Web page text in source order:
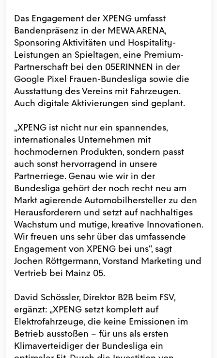
Das Engagement der XPENG umfasst
Bandenpräsenz in der MEWA ARENA,
Sponsoring Aktivitäten und Hospitality-
Leistungen an Spieltagen, eine Premium-
Partnerschaft bei den 05ERINNEN in der
Google Pixel Frauen-Bundesliga sowie die
Ausstattung des Vereins mit Fahrzeugen.
Auch digitale Aktivierungen sind geplant.
„XPENG ist nicht nur ein spannendes,
internationales Unternehmen mit
hochmodernen Produkten, sondern passt
auch sonst hervorragend in unsere
Partnerriege. Genau wie wir in der
Bundesliga gehört der noch recht neu am
Markt agierende Automobilhersteller zu den
Herausforderern und setzt auf nachhaltiges
Wachstum und mutige, kreative Innovationen.
Wir freuen uns sehr über das umfassende
Engagement von XPENG bei uns“, sagt
Jochen Röttgermann, Vorstand Marketing und
Vertrieb bei Mainz 05.
David Schössler, Direktor B2B beim FSV,
ergänzt: „XPENG setzt komplett auf
Elektrofahrzeuge, die keine Emissionen im
Betrieb ausstoßen – für uns als ersten
Klimaverteidiger der Bundesliga ein